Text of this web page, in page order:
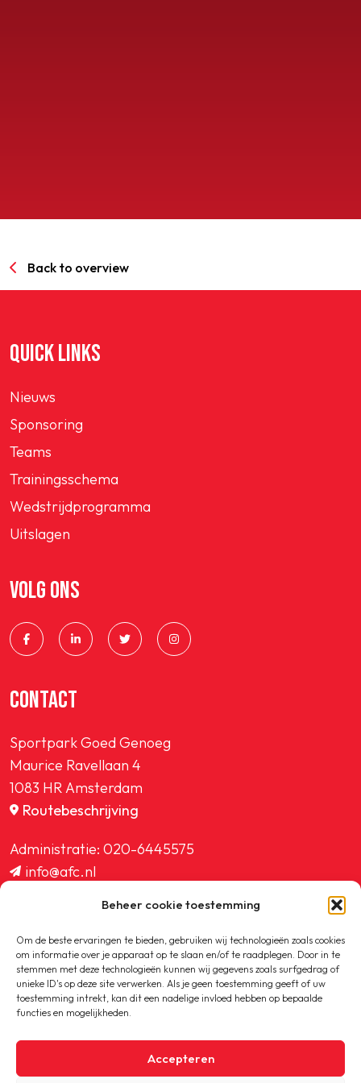
Beheer cookie toestemming
Om de beste ervaringen te bieden, gebruiken wij technologieën zoals cookies
om informatie over je apparaat op te slaan en/of te raadplegen. Door in te
stemmen met deze technologieën kunnen wij gegevens zoals surfgedrag of
unieke ID's op deze site verwerken. Als je geen toestemming geeft of uw
toestemming intrekt, kan dit een nadelige invloed hebben op bepaalde
functies en mogelijkheden.
Accepteren
Back to overview
QUICK LINKS
Nieuws
Sponsoring
Teams
Trainingsschema
Wedstrijdprogramma
Uitslagen
VOLG ONS
CONTACT
Sportpark Goed Genoeg
Maurice Ravellaan 4
1083 HR Amsterdam
Routebeschrijving
Administratie: 020-6445575
info@afc.nl
ledenadministratie@afc.nl
Copyright © 2020-2026 AFC